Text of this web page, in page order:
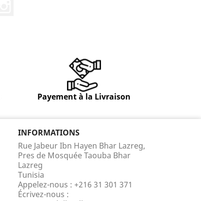
Payement à la Livraison
INFORMATIONS
Rue Jabeur Ibn Hayen Bhar Lazreg,
Pres de Mosquée Taouba Bhar
Lazreg
Tunisia
Appelez-nous : +216 31 301 371
Écrivez-nous :